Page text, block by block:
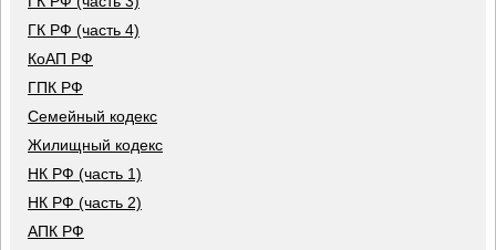
ГК РФ (часть 4)
КоАП РФ
ГПК РФ
Семейный кодекс
Жилищный кодекс
НК РФ (часть 1)
НК РФ (часть 2)
АПК РФ